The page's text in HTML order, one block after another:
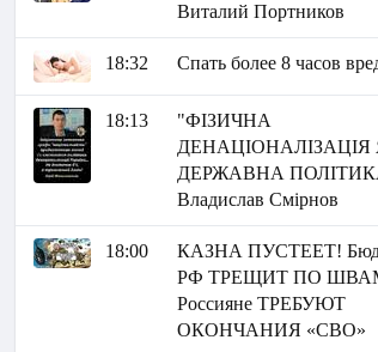
Виталий Портников
18:32 Спать более 8 часов
18:13
"ФІЗИЧНА
ДЕНАЦІОНАЛІЗАЦІЯ
ДЕРЖАВНА
Владислав Смірнов
18:00
КАЗНА ПУСТЕЕТ!
РФ ТРЕЩИТ ПО
Россияне ТРЕБУЮТ
ОКОНЧАНИЯ «СВО»